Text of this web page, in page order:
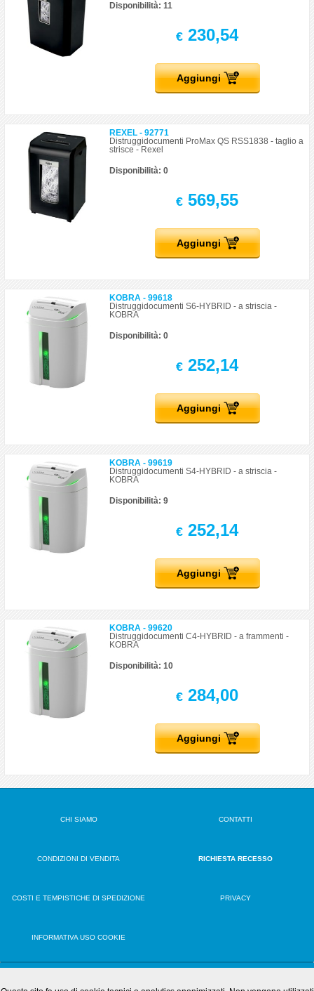
Disponibilità: 11
€ 230,54
Aggiungi
REXEL - 92771
Distruggidocumenti ProMax QS RSS1838 - taglio a
strisce - Rexel
Disponibilità: 0
€ 569,55
Aggiungi
KOBRA - 99618
Distruggidocumenti S6-HYBRID - a striscia -
KOBRA
Disponibilità: 0
€ 252,14
Aggiungi
KOBRA - 99619
Distruggidocumenti S4-HYBRID - a striscia -
KOBRA
Disponibilità: 9
€ 252,14
Aggiungi
KOBRA - 99620
Distruggidocumenti C4-HYBRID - a frammenti -
KOBRA
Disponibilità: 10
€ 284,00
Aggiungi
CHI SIAMO CONTATTI
CONDIZIONI DI VENDITA RICHIESTA RECESSO
COSTI E TEMPISTICHE DI SPEDIZIONE PRIVACY
INFORMATIVA USO COOKIE